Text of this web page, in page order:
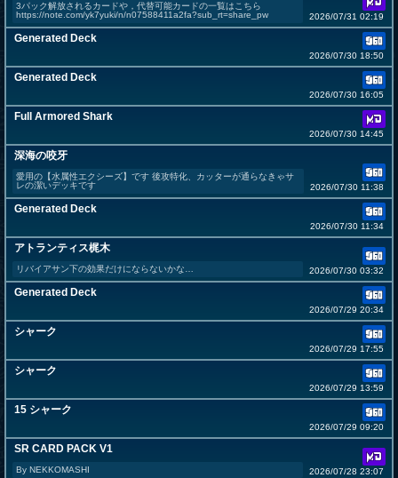
3パック解放されるカードや，代替可能カードの一覧はこちら
https://note.com/yk7yuki/n/n07588411a2fa?sub_rt=share_pw
2026/07/31 02:19
Generated Deck
2026/07/30 18:50
Generated Deck
2026/07/30 16:05
Full Armored Shark
2026/07/30 14:45
深海の咬牙
愛用の【水属性エクシーズ】です 後攻特化、カッターが通らなきゃサ
レの潔いデッキです
2026/07/30 11:38
Generated Deck
2026/07/30 11:34
アトランティス梶木
リバイアサン下の効果だけにならないかな… 2026/07/30 03:32
Generated Deck
2026/07/29 20:34
シャーク
2026/07/29 17:55
シャーク
2026/07/29 13:59
15 シャーク
2026/07/29 09:20
SR CARD PACK V1
By NEKKOMASHI 2026/07/28 23:07